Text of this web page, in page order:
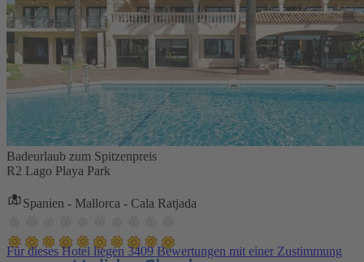
Badeurlaub zum Spitzenpreis
R2 Lago Playa Park
Spanien - Mallorca - Cala Ratjada
Für dieses Hotel liegen 3409 Bewertungen mit einer Zustimmung